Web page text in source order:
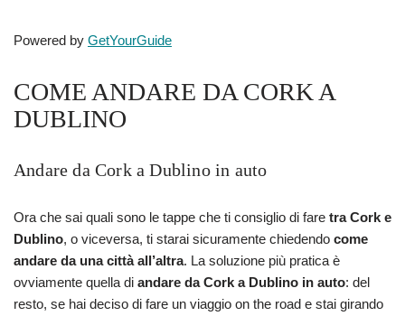
Powered by GetYourGuide
COME ANDARE DA CORK A
DUBLINO
Andare da Cork a Dublino in auto
Ora che sai quali sono le tappe che ti consiglio di fare tra Cork e
Dublino, o viceversa, ti starai sicuramente chiedendo come
andare da una città all’altra. La soluzione più pratica è
ovviamente quella di andare da Cork a Dublino in auto: del
resto, se hai deciso di fare un viaggio on the road e stai girando